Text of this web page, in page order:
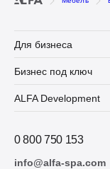
Для бизнеса
Бизнес под ключ
ALFA Development
0 800 750 153
info@alfa-spa.com